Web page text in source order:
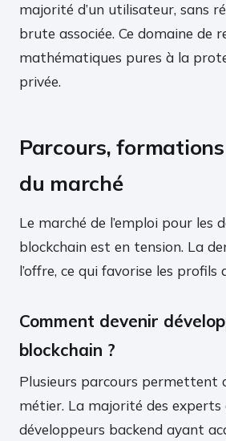
majorité d’un utilisateur, sans
brute associée. Ce domaine de
mathématiques pures à la
privée.
Parcours,
du marché
Le marché de l’emploi pour les
blockchain est en tension. La
l’offre, ce qui favorise les profils
Comment devenir
blockchain ?
Plusieurs parcours permettent
métier. La majorité des experts
développeurs backend ayant